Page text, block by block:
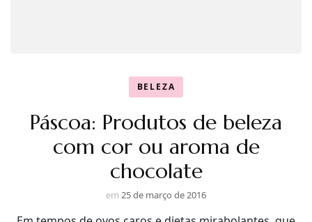
BELEZA
Páscoa: Produtos de beleza
com cor ou aroma de
chocolate
em 25 de março de 2016